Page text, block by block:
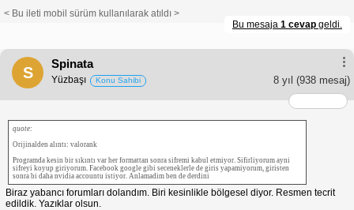
< Bu ileti mobil sürüm kullanılarak atıldı >
Bu mesaja 1 cevap geldi.
S
Spinata
8 yıl (938 mesaj)
Yüzbaşı Konu Sahibi
quote:
Orijinalden alıntı: valorank
Programda kesin bir sıkıntı var her formattan sonra sifremi kabul etmiyor. Sifirliyorum ayni
sifreyi koyup giriyorum. Facebook google gibi seceneklerle de giris yapamiyorum, giristen
sonra bi daha nvidia accountu istiyor. Anlamadim ben de derdini
Biraz yabancı forumları dolandım. Biri kesinlikle bölgesel diyor. Resmen tecrit
edildik. Yazıklar olsun.